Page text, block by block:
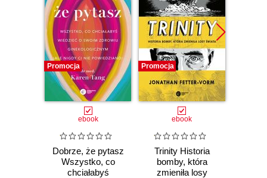
Promocja
ebook
Dobrze, że pytasz
Wszystko, co
chciałabyś
Promocja
ebook
Trinity Historia
bomby, która
zmieniła losy